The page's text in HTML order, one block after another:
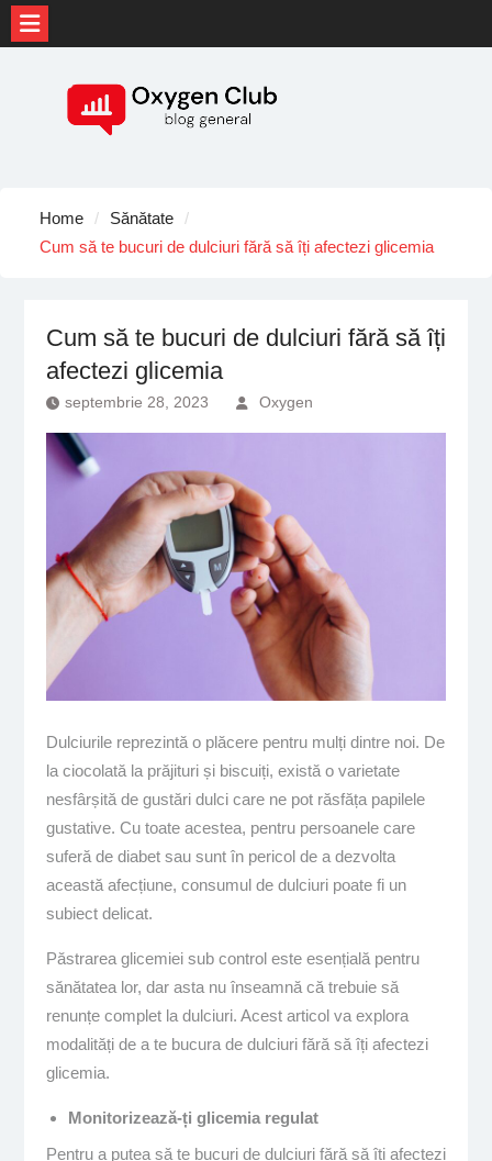
Home
Sănătate
Cum să te bucuri de dulciuri fără să îți afectezi glicemia
Cum să te bucuri de dulciuri fără să îți
afectezi glicemia
septembrie 28, 2023 Oxygen
Dulciurile reprezintă o plăcere pentru mulți dintre noi. De
la ciocolată la prăjituri și biscuiți, există o varietate
nesfârșită de gustări dulci care ne pot răsfăța papilele
gustative. Cu toate acestea, pentru persoanele care
suferă de diabet sau sunt în pericol de a dezvolta
această afecțiune, consumul de dulciuri poate fi un
subiect delicat.
Păstrarea glicemiei sub control este esențială pentru
sănătatea lor, dar asta nu înseamnă că trebuie să
renunțe complet la dulciuri. Acest articol va explora
modalități de a te bucura de dulciuri fără să îți afectezi
glicemia.
Monitorizează-ți glicemia regulat
Pentru a putea să te bucuri de dulciuri fără să îți afectezi